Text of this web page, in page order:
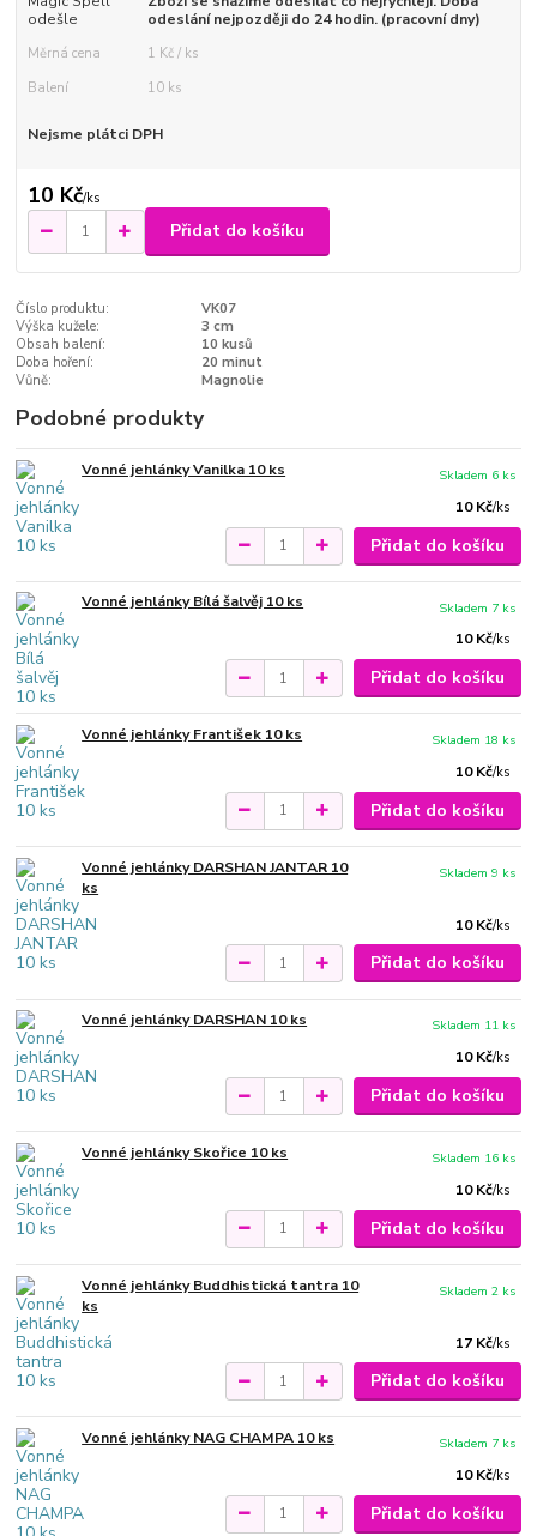
odešle
odeslání nejpozději do 24 hodin. (pracovní dny)
Měrná cena
1 Kč / ks
Balení
10 ks
Nejsme plátci DPH
10 Kč/ks
Přidat do košíku
Číslo produktu:
VK07
Výška kužele:
3 cm
Obsah balení:
10 kusů
Doba hoření:
20 minut
Vůně:
Magnolie
Podobné produkty
Vonné jehlánky Vanilka 10 ks
10 Kč/ks
Skladem 6 ks
Přidat do košíku
Vonné jehlánky Bílá šalvěj 10 ks
10 Kč/ks
Skladem 7 ks
Přidat do košíku
Vonné jehlánky František 10 ks
10 Kč/ks
Skladem 18 ks
Přidat do košíku
Vonné jehlánky DARSHAN JANTAR 10
ks
10 Kč/ks
Skladem 9 ks
Přidat do košíku
Vonné jehlánky DARSHAN 10 ks
10 Kč/ks
Skladem 11 ks
Přidat do košíku
Vonné jehlánky Skořice 10 ks
10 Kč/ks
Skladem 16 ks
Přidat do košíku
Vonné jehlánky Buddhistická tantra 10
ks
17 Kč/ks
Skladem 2 ks
Přidat do košíku
Vonné jehlánky NAG CHAMPA 10 ks
10 Kč/ks
Skladem 7 ks
Přidat do košíku